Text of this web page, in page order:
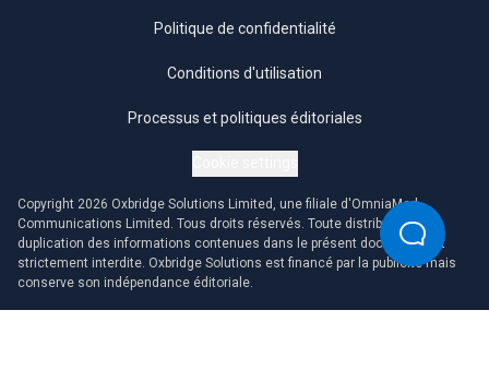
Politique de confidentialité
Conditions d'utilisation
Processus et politiques éditoriales
Copyright 2026 Oxbridge Solutions Limited, une filiale d'OmniaMed
Communications Limited. Tous droits réservés. Toute distribution ou
duplication des informations contenues dans le présent document est
strictement interdite. Oxbridge Solutions est financé par la publicité mais
conserve son indépendance éditoriale.